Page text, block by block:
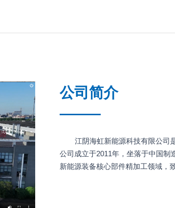
公司简介
江阴海虹新能源科技有限公司
公司成立于2011年，坐落于中国
新能源装备核心部件精加工领域，